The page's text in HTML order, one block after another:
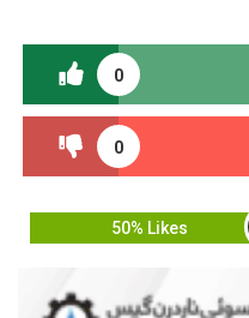
0
0
50% Likes